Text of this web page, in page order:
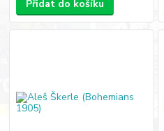
Přidat do košíku